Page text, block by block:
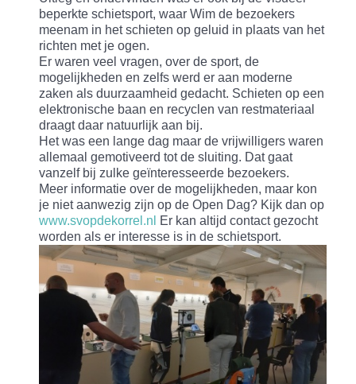
beperkte schietsport, waar Wim de bezoekers
meenam in het schieten op geluid in plaats van het
richten met je ogen.
Er waren veel vragen, over de sport, de
mogelijkheden en zelfs werd er aan moderne
zaken als duurzaamheid gedacht. Schieten op een
elektronische baan en recyclen van restmateriaal
draagt daar natuurlijk aan bij.
Het was een lange dag maar de vrijwilligers waren
allemaal gemotiveerd tot de sluiting. Dat gaat
vanzelf bij zulke geïnteresseerde bezoekers.
Meer informatie over de mogelijkheden, maar kon
je niet aanwezig zijn op de Open Dag? Kijk dan op
www.svopdekorrel.nl
Er kan altijd contact gezocht
worden als er interesse is in de schietsport.